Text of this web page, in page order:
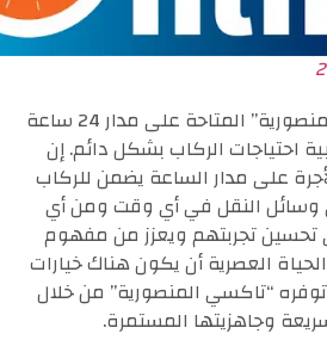
تعتبر خدمة “تاكسي المنصورية” المتاحة على مدار 24 ساعة
احتياجات الركاب بشكل دائم. إن
على مدار الساعة يضمن للركاب
وسائل النقل في أي وقت ومن أي
تحسين تجربتهم ويعزز من مفهوم
العصرية أن يكون هناك خيارات
“تاكسي المنصورية” من خلال
وجاهزيتها المستمرة.